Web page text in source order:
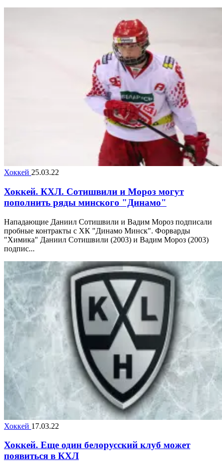
Хоккей 25.03.22
Хоккей. КХЛ. Сотишвили и Мороз могут
пополнить ряды минского "Динамо"
Нападающие Даниил Сотишвили и Вадим Мороз подписали
пробные контракты с ХК "Динамо Минск". Форварды
"Химика" Даниил Сотишвили (2003) и Вадим Мороз (2003)
подпис...
Хоккей 17.03.22
Хоккей. Еще один белорусский клуб может
появиться в КХЛ